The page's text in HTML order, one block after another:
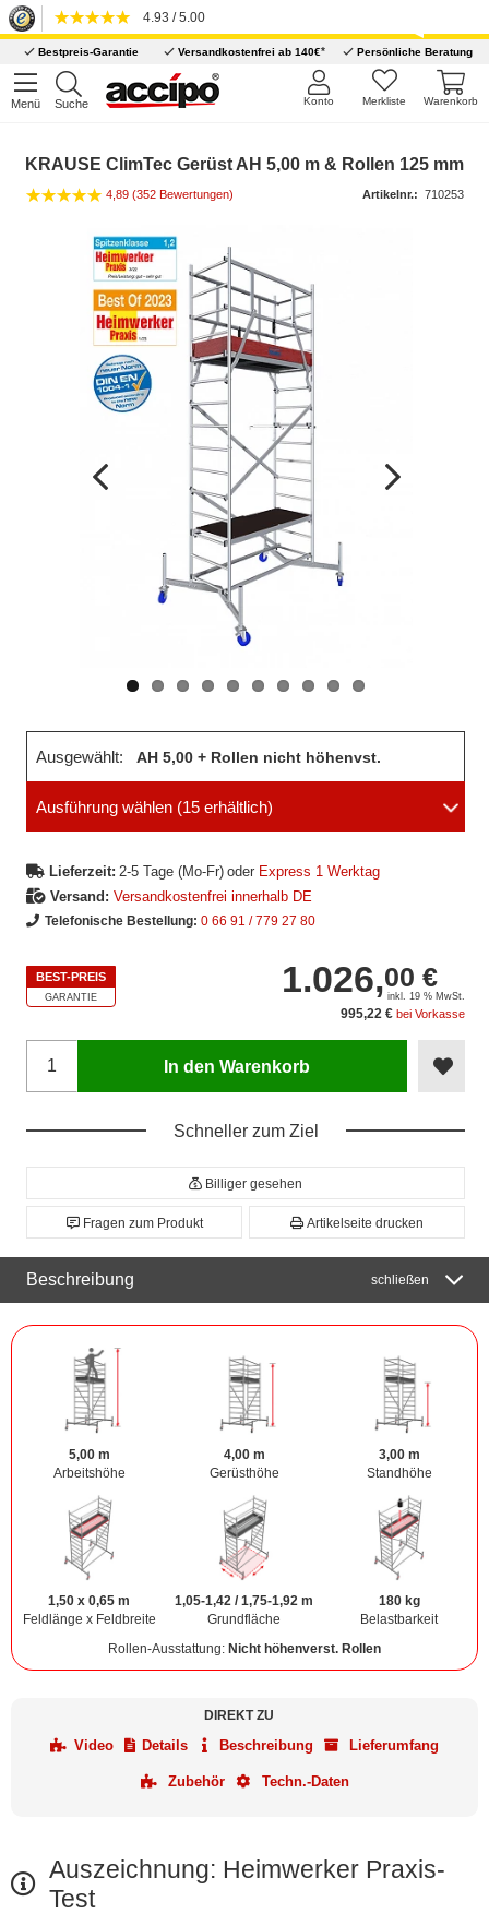
4.93 / 5.00
Bestpreis-Garantie Versandkostenfrei ab 140€* Persönliche Beratung
Menü Suche Warenkorb
Merkliste
Konto
KRAUSE ClimTec Gerüst AH 5,00 m & Rollen 125 mm
4,89 (352 Bewertungen) Artikelnr.: 710253
Ausgewählt: AH 5,00 + Rollen nicht höhenvst.
Ausführung wählen (15 erhältlich)
Lieferzeit: 2-5 Tage (Mo-Fr) oder Express 1 Werktag
Versand: Versandkostenfrei innerhalb DE
Telefonische Bestellung: 0 66 91 / 779 27 80
BEST-PREIS
GARANTIE 1.026,00 €
inkl. 19 % MwSt.
995,22 € bei Vorkasse
In den Warenkorb
Schneller zum Ziel
Billiger gesehen
Fragen zum Produkt Artikelseite drucken
Beschreibung schließen
5,00 m
Arbeitshöhe
4,00 m
Gerüsthöhe
3,00 m
Standhöhe
1,50 x 0,65 m
Feldlänge x Feldbreite
1,05-1,42 / 1,75-1,92 m
Grundfläche
180 kg
Belastbarkeit
Rollen-Ausstattung: Nicht höhenverst. Rollen
DIREKT ZU
Video Details Beschreibung Lieferumfang
Zubehör Techn.-Daten
Auszeichnung: Heimwerker Praxis-
Test